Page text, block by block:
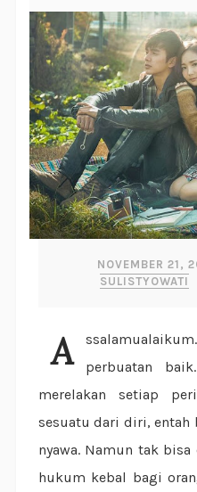
NOVEMBER 21,
SULISTYOWATI
Assalamualaikum. Balas dendam bukan lah
perbuatan
merelakan setiap
sesuatu dari diri, entah
nyawa. Namun tak
hukum kebal bagi